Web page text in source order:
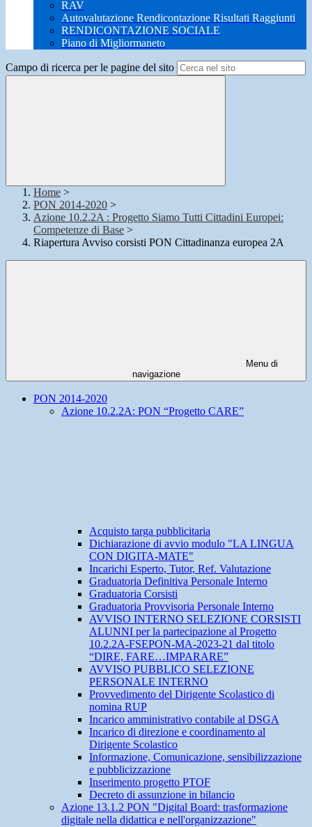
RAV
Autovalutazione Rendicontazione Risultati Raggiunti
RENDICONTAZIONE SOCIALE
Piano di Migliormaneto
Campo di ricerca per le pagine del sito
Home >
PON 2014-2020 >
Azione 10.2.2A : Progetto Siamo Tutti Cittadini Europei:
Competenze di Base >
Riapertura Avviso corsisti PON Cittadinanza europea 2A
Menu di
navigazione
PON 2014-2020
Azione 10.2.2A: PON “Progetto CARE”
Acquisto targa pubblicitaria
Dichiarazione di avvio modulo "LA LINGUA
CON DIGITA-MATE"
Incarichi Esperto, Tutor, Ref. Valutazione
Graduatoria Definitiva Personale Interno
Graduatoria Corsisti
Graduatoria Provvisoria Personale Interno
AVVISO INTERNO SELEZIONE CORSISTI
ALUNNI per la partecipazione al Progetto
10.2.2A-FSEPON-MA-2023-21 dal titolo
“DIRE, FARE…IMPARARE”
AVVISO PUBBLICO SELEZIONE
PERSONALE INTERNO
Provvedimento del Dirigente Scolastico di
nomina RUP
Incarico amministrativo contabile al DSGA
Incarico di direzione e coordinamento al
Dirigente Scolastico
Informazione, Comunicazione, sensibilizzazione
e pubblicizzazione
Inserimento progetto PTOF
Decreto di assunzione in bilancio
Azione 13.1.2 PON "Digital Board: trasformazione
digitale nella didattica e nell'organizzazione"